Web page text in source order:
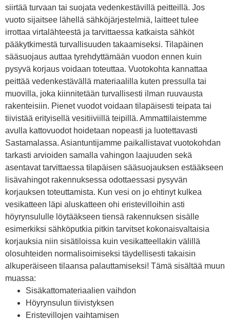
siirtää turvaan tai suojata vedenkestävillä peitteillä. Jos
vuoto sijaitsee lähellä sähköjärjestelmiä, laitteet tulee
irrottaa virtalähteestä ja tarvittaessa katkaista sähköt
pääkytkimestä turvallisuuden takaamiseksi. Tilapäinen
sääsuojaus auttaa tyrehdyttämään vuodon ennen kuin
pysyvä korjaus voidaan toteuttaa. Vuotokohta kannattaa
peittää vedenkestävällä materiaalilla kuten pressulla tai
muovilla, joka kiinnitetään turvallisesti ilman ruuvausta
rakenteisiin. Pienet vuodot voidaan tilapäisesti teipata tai
tiivistää erityisellä vesitiiviillä teipillä. Ammattilaistemme
avulla kattovuodot hoidetaan nopeasti ja luotettavasti
Sastamalassa. Asiantuntijamme paikallistavat vuotokohdan
tarkasti arvioiden samalla vahingon laajuuden sekä
asentavat tarvittaessa tilapäisen sääsuojauksen estääkseen
lisävahingot rakennuksessa odottaessasi pysyvän
korjauksen toteuttamista. Kun vesi on jo ehtinyt kulkea
vesikatteen läpi aluskatteen ohi eristevilloihin asti
höyrynsululle löytääkseen tiensä rakennuksen sisälle
esimerkiksi sähköputkia pitkin tarvitset kokonaisvaltaisia
korjauksia niin sisätiloissa kuin vesikatteellakin välillä
olosuhteiden normalisoimiseksi täydellisesti takaisin
alkuperäiseen tilaansa palauttamiseksi! Tämä sisältää muun
muassa:
Sisäkattomateriaalien vaihdon
Höyrynsulun tiivistyksen
Eristevillojen vaihtamisen